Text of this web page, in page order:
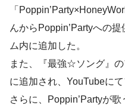
「
んからPoppin’Partyへの
ム内に追加した。
また、『最強☆ソング』
に追加され、YouTubeに
さらに、Poppin’Partyが